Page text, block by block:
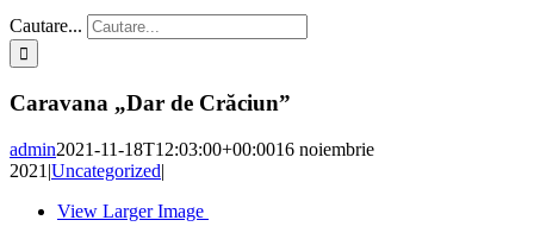
Cautare...
Caravana „Dar de Crăciun”
admin2021-11-18T12:03:00+00:0016 noiembrie
2021 |Uncategorized|
View Larger Image